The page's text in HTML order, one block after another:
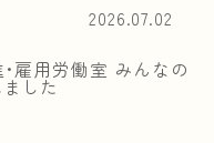
2026.07.02
雇用労働室 みんなの
した